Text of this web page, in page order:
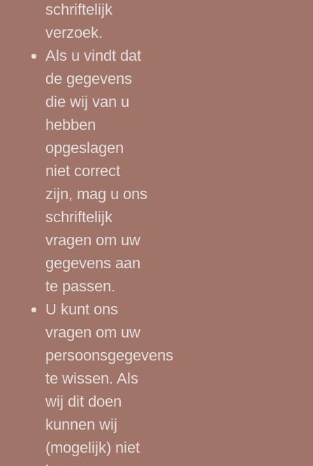
schriftelijk
verzoek.
Als u vindt dat
de gegevens
die wij van u
hebben
opgeslagen
niet correct
zijn, mag u ons
schriftelijk
vragen om uw
gegevens aan
te passen.
U kunt ons
vragen om uw
persoonsgegevens
te wissen. Als
wij dit doen
kunnen wij
(mogelijk) niet